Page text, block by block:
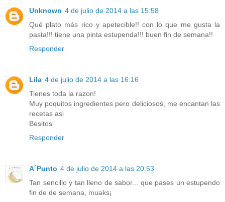
Unknown 4 de julio de 2014 a las 15:58
Qué plato más rico y apetecible!! con lo que me gusta la
pasta!!! tiene una pinta estupenda!!! buen fin de semana!!
Responder
Lila 4 de julio de 2014 a las 16:16
Tienes toda la razon!
Muy poquitos ingredientes pero deliciosos, me encantan las
recetas asi
Besitos
Responder
A´Punto 4 de julio de 2014 a las 20:53
Tan sencillo y tan lleno de sabor... que pases un estupendo
fin de de semana, muaks¡